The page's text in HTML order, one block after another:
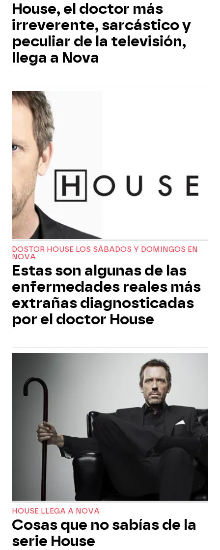
House, el doctor más
irreverente, sarcástico y
peculiar de la televisión,
llega a Nova
DOSTOR HOUSE LOS SÁBADOS Y DOMINGOS EN
NOVA
Estas son algunas de las
enfermedades reales más
extrañas diagnosticadas
por el doctor House
HOUSE LLEGA A NOVA
Cosas que no sabías de la
serie House